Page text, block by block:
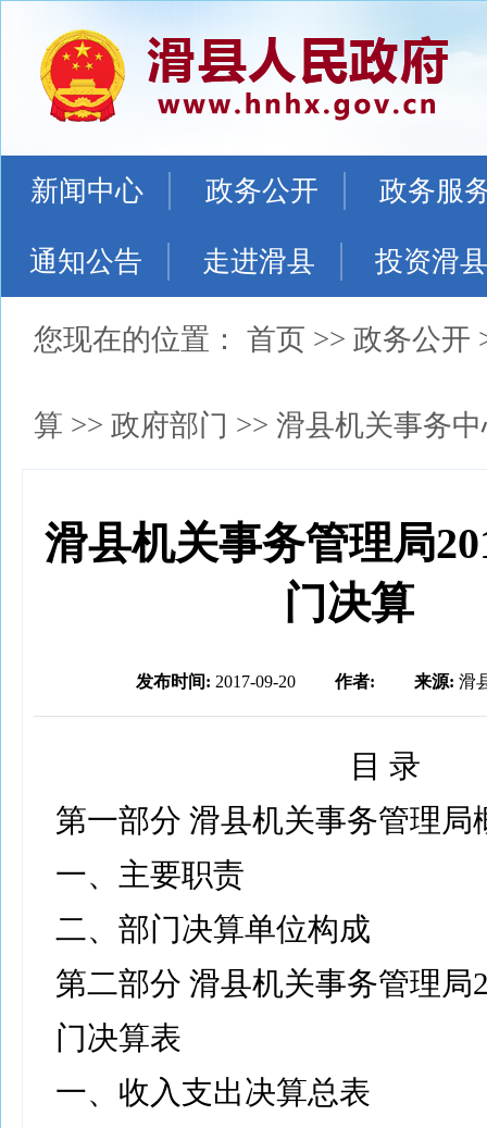
新闻中心 政务公开 政务服
通知公告 走进滑县 投资滑县
您现在的位置： 首页 >> 政务公开
算 >> 政府部门 >> 滑县机关事务
滑县机关事务管理局
门决算
发布时间: 2017-09-20 作者: 来源: 滑
目 录
第一部分 滑县机关事务管理局
一、主要职责
二、部门决算单位构成
第二部分 滑县机关事务管理局
门决算表
一、收入支出决算总表